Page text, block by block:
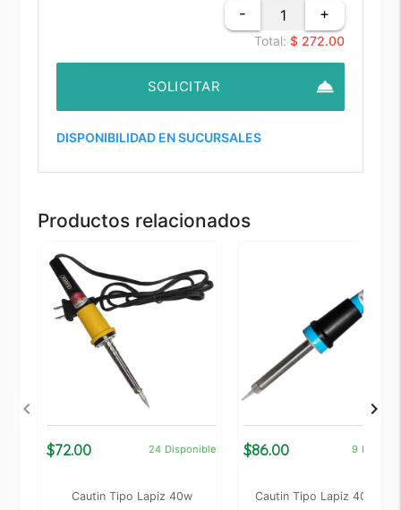
- +
Total: $ 272.00
SOLICITAR room_service
DISPONIBILIDAD EN SUCURSALES
Productos relacionados
$72.00 24 Disponible
Cautin Tipo Lapiz 40w
$86.00 9
Cautin Tipo Lapiz 40w